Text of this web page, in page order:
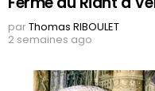
parThomas RIBOULET
2 semaines ago